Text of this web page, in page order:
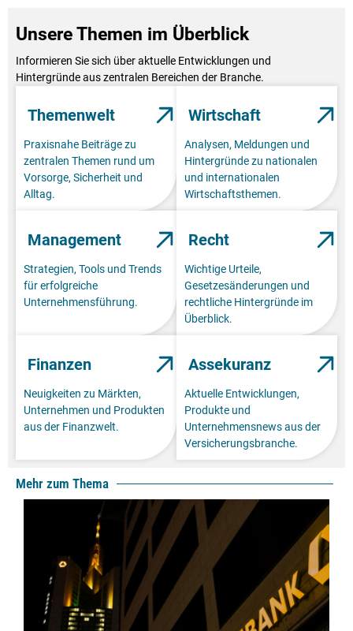
Unsere Themen im Überblick
Informieren Sie sich über aktuelle Entwicklungen und
Hintergründe aus zentralen Bereichen der Branche.
Themenwelt
Praxisnahe Beiträge zu
zentralen Themen rund um
Vorsorge, Sicherheit und
Alltag.
Wirtschaft
Analysen, Meldungen und
Hintergründe zu nationalen
und internationalen
Wirtschaftsthemen.
Management
Strategien, Tools und Trends
für erfolgreiche
Unternehmensführung.
Recht
Wichtige Urteile,
Gesetzesänderungen und
rechtliche Hintergründe im
Überblick.
Finanzen
Neuigkeiten zu Märkten,
Unternehmen und Produkten
aus der Finanzwelt.
Assekuranz
Aktuelle Entwicklungen,
Produkte und
Unternehmensnews aus der
Versicherungsbranche.
Mehr zum Thema